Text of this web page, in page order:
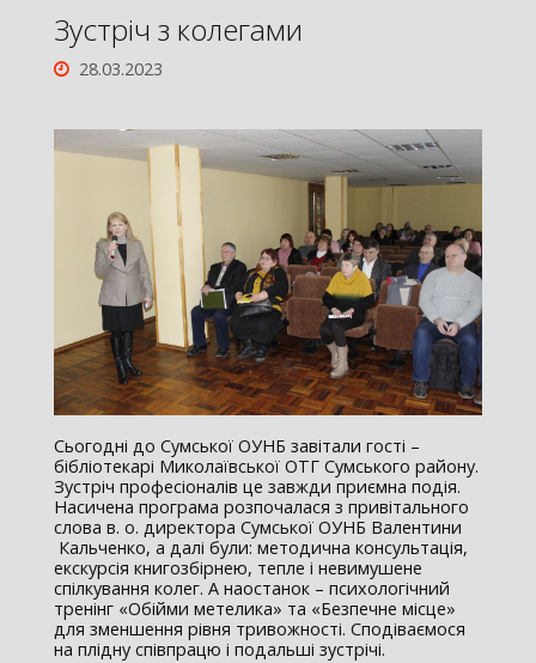
Зустріч з колегами
28.03.2023
Сьогодні до Сумської ОУНБ завітали гості –
бібліотекарі Миколаївської ОТГ Сумського району.
Зустріч професіоналів це завжди приємна подія.
Насичена програма розпочалася з привітального
слова в. о. директора Сумської ОУНБ Валентини
Кальченко, а далі були: методична консультація,
екскурсія книгозбірнею, тепле і невимушене
спілкування колег. А наостанок – психологічний
тренінг «Обійми метелика» та «Безпечне місце»
для зменшення рівня тривожності. Сподіваємося
на плідну співпрацю і подальші зустрічі.